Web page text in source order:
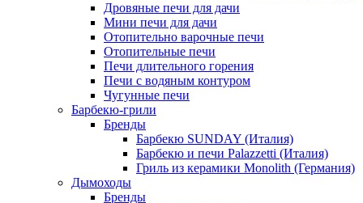
Дровяные печи для дачи
Мини печи для дачи
Отопительно варочные печи
Отопительные печи
Печи длительного горения
Печи с водяным контуром
Чугунные печи
Барбекю-грили
Бренды
Барбекю SUNDAY (Италия)
Барбекю и печи Palazzetti (Италия)
Гриль из керамики Monolith (Германия)
Дымоходы
Бренды